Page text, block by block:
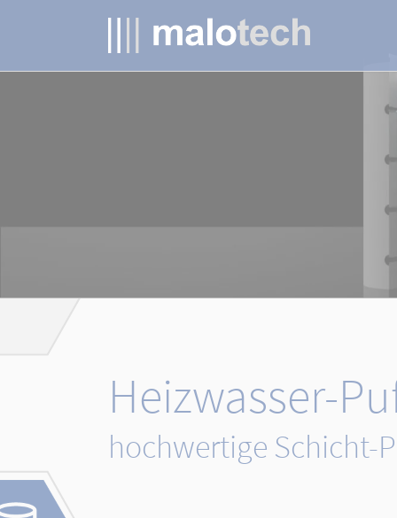
Heizwasser-
hochwertige Schicht-